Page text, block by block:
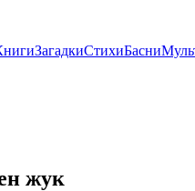
ЗагадкиСтихиБасни
жук